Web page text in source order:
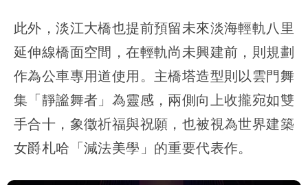
此外，淡江大橋也提前預留未來淡海輕軌八里
延伸線橋面空間，在輕軌尚未興建前，則規劃
作為公車專用道使用。主橋塔造型則以雲門舞
集「靜謐舞者」為靈感，兩側向上收攏宛如雙
手合十，象徵祈福與祝願，也被視為世界建築
女爵札哈「減法美學」的重要代表作。